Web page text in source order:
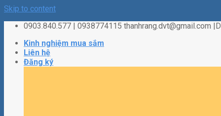
Skip to content
0903.840.577 | 0938774115 thanhrang.dvt@gmail.com
Kinh nghiệm mua sắm
Liên hệ
Đăng ký